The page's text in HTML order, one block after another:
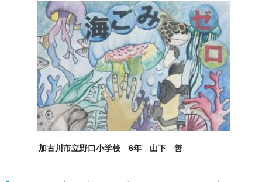
加古川市立野口小学校 6年 山下 善